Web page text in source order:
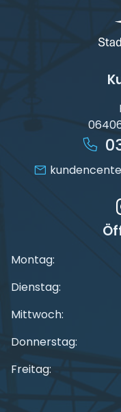
Montag:
Dienstag:
Mittwoch:
Donnerstag:
Freitag: